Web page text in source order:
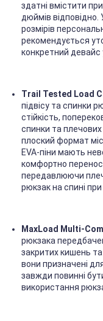
здатні вмістити
дюймів відповідно.
розмірів
рекомендується
конкретний девайс
Trail Tested Load
підвісу та спинки
стійкість,
спинки та
плоский формат
EVA-піни мають
комфортно
передавлюючи
рюкзак на спині
MaxLoad Multi-
рюкзака
закритих кишень та
вони призначені
завжди повинні
використання